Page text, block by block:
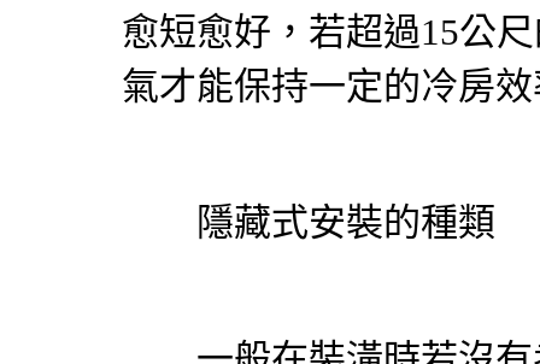
愈短愈好，若超過15公
氣才能保持一定的冷房
隱藏式安裝的種類